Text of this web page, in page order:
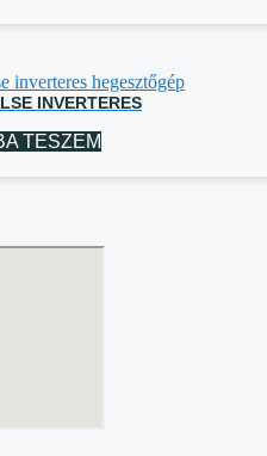
INVERTERES
TESZEM